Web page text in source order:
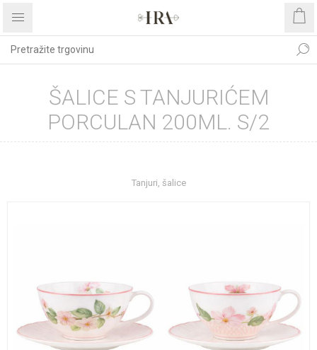
ŠALICE S TANJURIĆEM
PORCULAN 200ML. S/2
Tanjuri, šalice